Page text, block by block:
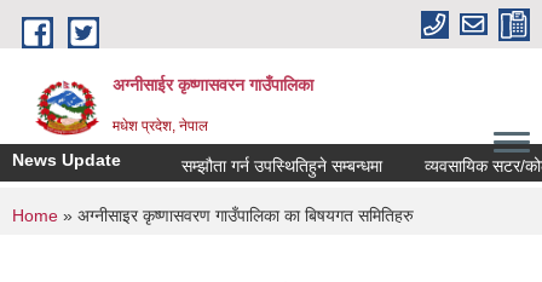
Skip to main content
अग्नीसाईर कृष्णासवरन गाउँपालिका
मधेश प्रदेश, नेपाल
News Update सम्झौता गर्न उपस्थितिहुने सम्बन्धमा व्यवसायिक सटर/
You are here
Home » अग्नीसाइर कृष्णासवरण गाउँपालिका का बिषयगत समितिहरु